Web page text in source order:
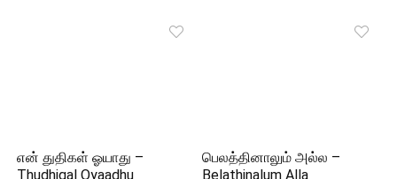
என் துதிகள் ஓயாது –
Thudhigal Oyaadhu
பெலத்தினாலும் அல்ல –
Belathinalum Alla